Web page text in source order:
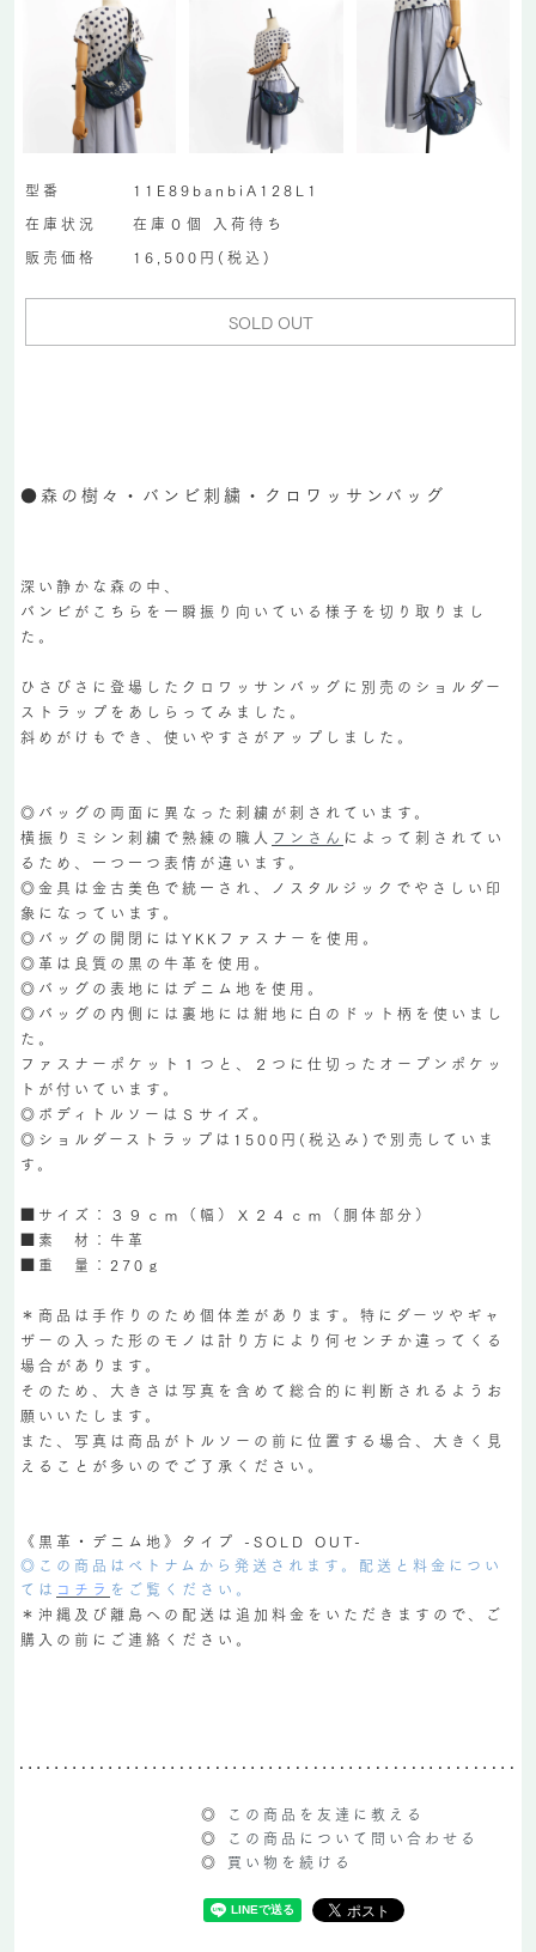
型番
11E89banbiA128L1
在庫状況
在庫０個 入荷待ち
販売価格
16,500円(税込)
SOLD OUT
●森の樹々・バンビ刺繍・クロワッサンバッグ
深い静かな森の中、
バンビがこちらを一瞬振り向いている様子を切り取りまし
た。
ひさびさに登場したクロワッサンバッグに別売のショルダー
ストラップをあしらってみました。
斜めがけもでき、使いやすさがアップしました。
◎バッグの両面に異なった刺繍が刺されています。
横振りミシン刺繍で熟練の職人 フンさん によって刺されてい
るため、一つ一つ表情が違います。
◎金具は金古美色で統一され、ノスタルジックでやさしい印
象になっています。
◎バッグの開閉にはYKKファスナーを使用。
◎革は良質の黒の牛革を使用。
◎バッグの表地にはデニム地を使用。
◎バッグの内側には裏地には紺地に白のドット柄を使いまし
た。
ファスナーポケット１つと、２つに仕切ったオープンポケッ
トが付いています。
◎ボディトルソーはＳサイズ。
◎ショルダーストラップは1500円(税込み)で別売していま
す。
■サイズ：３９ｃｍ（幅）Ｘ２４ｃｍ（胴体部分）
■素 材：牛革
■重 量：270ｇ
＊商品は手作りのため個体差があります。特にダーツやギャ
ザーの入った形のモノは計り方により何センチか違ってくる
場合があります。
そのため、大きさは写真を含めて総合的に判断されるようお
願いいたします。
また、写真は商品がトルソーの前に位置する場合、大きく見
えることが多いのでご了承ください。
《黒革・デニム地》タイプ -SOLD OUT-
◎この商品はベトナムから発送されます。配送と料金につい
ては コチラ をご覧ください。
＊沖縄及び離島への配送は追加料金をいただきますので、ご
購入の前にご連絡ください。
◎
この商品を友達に教える
◎
この商品について問い合わせる
◎ 買い物を続ける